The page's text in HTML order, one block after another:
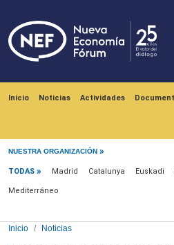
Inicio Noticias Actividades
NUESTRA ORGANIZACIÓN
Menú noticias
TODAS Madrid Catalunya Euskadi
Mediterráneo
Inicio Noticias